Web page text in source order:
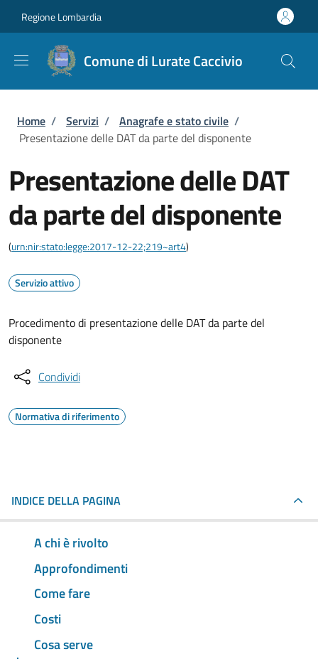
Regione Lombardia
Comune di Lurate Caccivio
Briciole di pane
Home / Servizi / Anagrafe e stato civile /
Presentazione delle DAT da parte del disponente
Presentazione delle DAT
da parte del disponente
(urn:nir:stato:legge:2017-12-22;219~art4)
Servizio attivo
Procedimento di presentazione delle DAT da parte del
disponente
Condividi
Normativa di riferimento
INDICE DELLA PAGINA
A chi è rivolto
Approfondimenti
Come fare
Costi
Cosa serve